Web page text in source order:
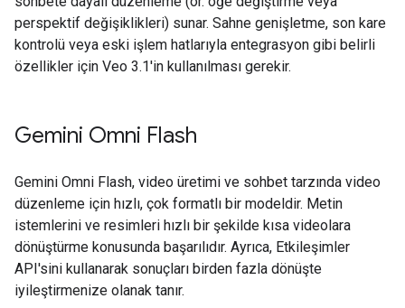
perspektif değişiklikleri) sunar. Sahne genişletme, son kare
kontrolü veya eski işlem hatlarıyla entegrasyon gibi belirli
özellikler için Veo 3.1'in kullanılması gerekir.
Gemini Omni Flash
Gemini Omni Flash, video üretimi ve sohbet tarzında video
düzenleme için hızlı, çok formatlı bir modeldir. Metin
istemlerini ve resimleri hızlı bir şekilde kısa videolara
dönüştürme konusunda başarılıdır. Ayrıca, Etkileşimler
API'sini kullanarak sonuçları birden fazla dönüşte
iyileştirmenize olanak tanır.